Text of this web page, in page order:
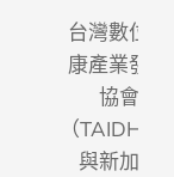
台灣數位健
康產業發展
協會
（TAIDHA
與新加坡